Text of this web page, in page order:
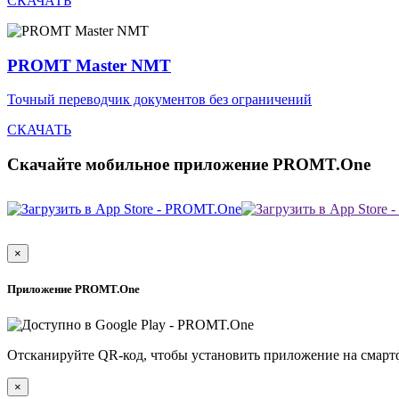
PROMT Master NMT
Точный переводчик документов без ограничений
СКАЧАТЬ
Скачайте мобильное приложение PROMT.One
×
Приложение PROMT.One
Отсканируйте QR-код, чтобы установить приложение на
×